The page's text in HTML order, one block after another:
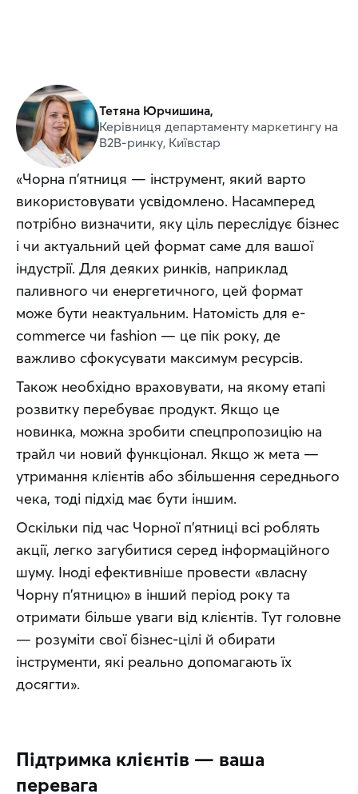
Тетяна Юрчишина,
Керівниця департаменту маркетингу на
B2B-ринку, Київстар
«Чорна п’ятниця — інструмент, який варто
використовувати усвідомлено. Насамперед
потрібно визначити, яку ціль переслідує бізнес
і чи актуальний цей формат саме для вашої
індустрії. Для деяких ринків, наприклад
паливного чи енергетичного, цей формат
може бути неактуальним. Натомість для e-
commerce чи fashion — це пік року, де
важливо сфокусувати максимум ресурсів.
Також необхідно враховувати, на якому етапі
розвитку перебуває продукт. Якщо це
новинка, можна зробити спецпропозицію на
трайл чи новий функціонал. Якщо ж мета —
утримання клієнтів або збільшення середнього
чека, тоді підхід має бути іншим.
Оскільки під час Чорної п’ятниці всі роблять
акції, легко загубитися серед інформаційного
шуму. Іноді ефективніше провести «власну
Чорну п’ятницю» в інший період року та
отримати більше уваги від клієнтів. Тут головне
— розуміти свої бізнес-цілі й обирати
інструменти, які реально допомагають їх
досягти».
Підтримка клієнтів — ваша
перевага